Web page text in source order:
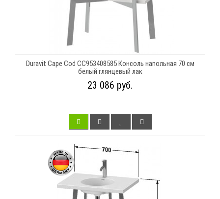
Duravit Cape Cod CC953408585 Консоль напольная 70 см
белый глянцевый лак
23 086 руб.